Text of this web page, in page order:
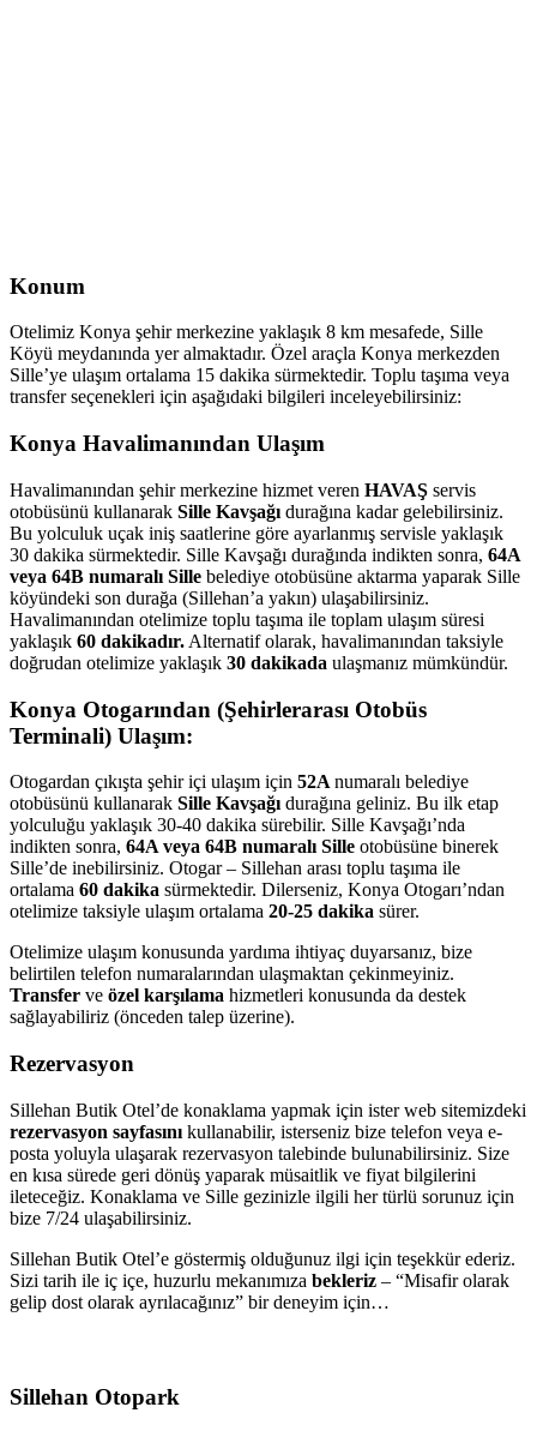
Konum
Otelimiz Konya şehir merkezine yaklaşık 8 km mesafede, Sille
Köyü meydanında yer almaktadır. Özel araçla Konya merkezden
Sille’ye ulaşım ortalama 15 dakika sürmektedir. Toplu taşıma veya
transfer seçenekleri için aşağıdaki bilgileri inceleyebilirsiniz:
Konya Havalimanından Ulaşım
Havalimanından şehir merkezine hizmet veren HAVAŞ servis
otobüsünü kullanarak Sille Kavşağı durağına kadar gelebilirsiniz.
Bu yolculuk uçak iniş saatlerine göre ayarlanmış servisle yaklaşık
30 dakika sürmektedir. Sille Kavşağı durağında indikten sonra, 64A
veya 64B numaralı Sille belediye otobüsüne aktarma yaparak Sille
köyündeki son durağa (Sillehan’a yakın) ulaşabilirsiniz.
Havalimanından otelimize toplu taşıma ile toplam ulaşım süresi
yaklaşık 60 dakikadır. Alternatif olarak, havalimanından taksiyle
doğrudan otelimize yaklaşık 30 dakikada ulaşmanız mümkündür.
Konya Otogarından (Şehirlerarası Otobüs
Terminali) Ulaşım:
Otogardan çıkışta şehir içi ulaşım için 52A numaralı belediye
otobüsünü kullanarak Sille Kavşağı durağına geliniz. Bu ilk etap
yolculuğu yaklaşık 30-40 dakika sürebilir. Sille Kavşağı’nda
indikten sonra, 64A veya 64B numaralı Sille otobüsüne binerek
Sille’de inebilirsiniz. Otogar – Sillehan arası toplu taşıma ile
ortalama 60 dakika sürmektedir. Dilerseniz, Konya Otogarı’ndan
otelimize taksiyle ulaşım ortalama 20-25 dakika sürer.
Otelimize ulaşım konusunda yardıma ihtiyaç duyarsanız, bize
belirtilen telefon numaralarından ulaşmaktan çekinmeyiniz.
Transfer ve özel karşılama hizmetleri konusunda da destek
sağlayabiliriz (önceden talep üzerine).
Rezervasyon
Sillehan Butik Otel’de konaklama yapmak için ister web sitemizdeki
rezervasyon sayfasını kullanabilir, isterseniz bize telefon veya e-
posta yoluyla ulaşarak rezervasyon talebinde bulunabilirsiniz. Size
en kısa sürede geri dönüş yaparak müsaitlik ve fiyat bilgilerini
ileteceğiz. Konaklama ve Sille gezinizle ilgili her türlü sorunuz için
bize 7/24 ulaşabilirsiniz.
Sillehan Butik Otel’e göstermiş olduğunuz ilgi için teşekkür ederiz.
Sizi tarih ile iç içe, huzurlu mekanımıza bekleriz – “Misafir olarak
gelip dost olarak ayrılacağınız” bir deneyim için…
Sillehan Otopark